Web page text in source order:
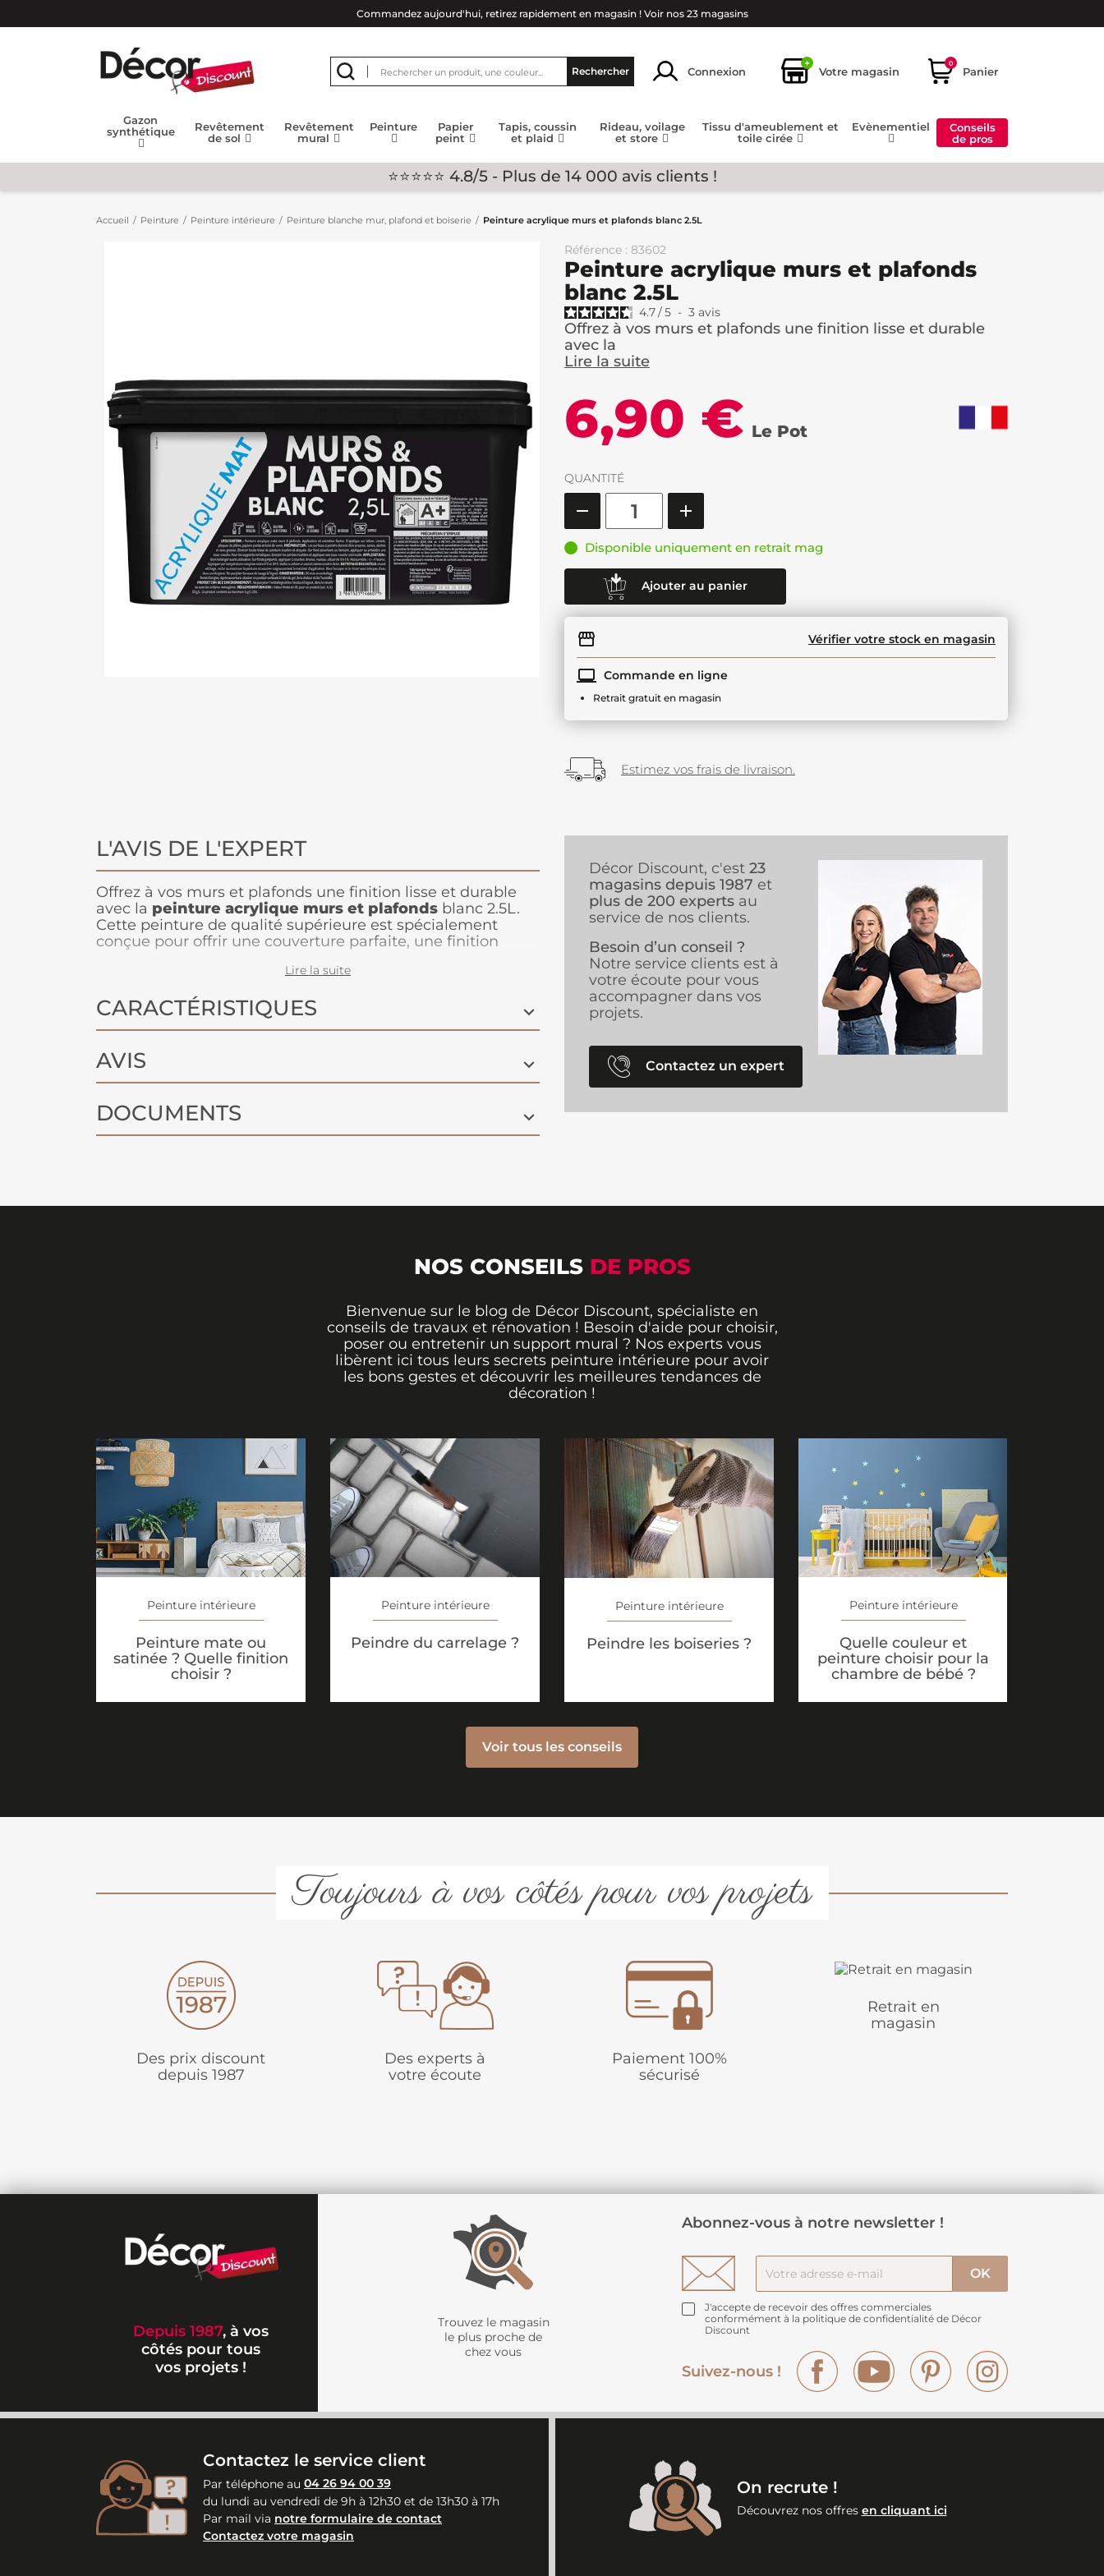
Commandez aujourd'hui, retirez rapidement en magasin ! Voir nos 23 magasins
Rechercher Connexion
+
Votre magasin
0
Panier
Gazon
synthétique
Revêtement
de sol
Revêtement
mural
Peinture
Papier
peint
Tapis, coussin
et plaid
Rideau, voilage
et store
Tissu d'ameublement et
toile cirée
Evènementiel
Conseils
de pros
⭐⭐⭐⭐⭐ 4.8/5 - Plus de 14 000 avis clients !
Accueil Peinture Peinture intérieure Peinture blanche mur, plafond et boiserie Peinture acrylique murs et plafonds blanc 2.5L
Référence : 83602
Peinture acrylique murs et plafonds
blanc 2.5L
4.7/5 - 3 avis
Offrez à vos murs et plafonds une finition lisse et durable
avec la
Lire la suite
6,90 € Le Pot
QUANTITÉ
Disponible uniquement en retrait mag
Ajouter au panier
Vérifier votre stock en magasin
Commande en ligne
Retrait gratuit en magasin
Estimez vos frais de livraison.
L'AVIS DE L'EXPERT
Offrez à vos murs et plafonds une finition lisse et durable
avec la peinture acrylique murs et plafonds blanc 2.5L.
Cette peinture de qualité supérieure est spécialement
conçue pour offrir une couverture parfaite, une finition
illumine vos espaces
appliquer, elle sèche rapidement et ne dégage
pratiquement aucune odeur, idéale pour les pièces de vie.
surfaces moyennes à grandes, vous assurant un résultat
impeccable et durable.
Lire la suite
CARACTÉRISTIQUES
AVIS
DOCUMENTS
Décor Discount, c'est 23
magasins depuis 1987 et
plus de 200 experts au
service de nos clients.
Besoin d’un conseil ?
Notre service clients est à
votre écoute pour vous
accompagner dans vos
projets.
Contactez un expert
NOS CONSEILS DE PROS
Bienvenue sur le blog de Décor Discount, spécialiste en
conseils de travaux et rénovation ! Besoin d'aide pour choisir,
poser ou entretenir un support mural ? Nos experts vous
libèrent ici tous leurs secrets peinture intérieure pour avoir
les bons gestes et découvrir les meilleures tendances de
décoration !
Peinture intérieure
Peinture mate ou
satinée ? Quelle finition
choisir ?
Peinture intérieure
Peindre du carrelage ?
Peinture intérieure
Peindre les boiseries ?
Peinture intérieure
Quelle couleur et
peinture choisir pour la
chambre de bébé ?
Voir tous les conseils
Toujours à vos côtés pour vos projets
Des prix discount
depuis 1987
Des experts à
votre écoute
Paiement 100%
sécurisé
Retrait en
magasin
Depuis 1987, à vos
côtés pour tous
vos projets !
Trouvez le magasin
le plus proche de
chez vous
Abonnez-vous à notre newsletter !
J'accepte de recevoir des offres commerciales
conformément à la politique de confidentialité de Décor
Discount
Suivez-nous !
Facebook YouTube Pinterest
Contactez le service client
Par téléphone au 04 26 94 00 39
du lundi au vendredi de 9h à 12h30 et de 13h30 à 17h
Par mail via notre formulaire de contact
Contactez votre magasin
On recrute !
Découvrez nos offres en cliquant ici